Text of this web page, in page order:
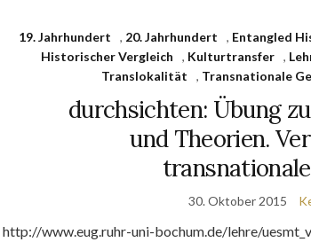
19. Jahrhundert , 20. Jahrhundert , Entangled
Historischer Vergleich
, Kulturtransfer ,
Translokalität
, Transnationale
durchsichten: Übung
und Theorien.
30. Oktober 2015
http://www.eug.ruhr-uni-bochum.de/lehre/